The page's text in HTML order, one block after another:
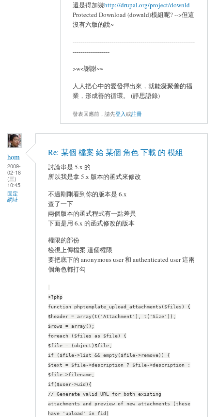
還是得加裝http://drupal.org/project/downld
Protected Download (downld)模組呢? -->但這
沒有六版的說~
---------------------------------------------------------------
-------------------
>w<謝謝~~
人人把心中的愛發揮出來，就能凝聚善的福
業，形成善的循環。 (靜思語錄)
發表回應前，請先登入或註冊
hom
2009-
02-18
(三)
10:45
固定
網址
Re: 某個 檔案 給 某個 角色 下載 的 模組
討論串是 5.x 的
所以我是拿 5.x 版本的函式來修改
不過剛剛看到你的版本是 6.x
查了一下
兩個版本的函式程式有一點差異
下面是用 6.x 的函式修改的版本
權限的部份
檢視上傳檔案 這個權限
要把底下的 anonymous user 和 authenticated user 這兩
個角色都打勾
<?php
function phptemplate_upload_attachments($files) {
$header = array(t('Attachment'), t('Size'));
$rows = array();
foreach ($files as $file) {
$file = (object)$file;
if ($file->list && empty($file->remove)) {
$text = $file->description ? $file->description :
$file->filename;
if($user->uid){
// Generate valid URL for both existing
attachments and preview of new attachments (these
have 'upload' in fid)